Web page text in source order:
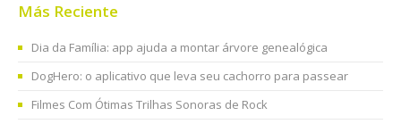
Más Reciente
Dia da Família: app ajuda a montar árvore genealógica
DogHero: o aplicativo que leva seu cachorro para passear
Filmes Com Ótimas Trilhas Sonoras de Rock